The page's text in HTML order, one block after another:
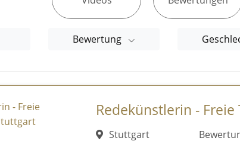
Bewertung
Redekünstlerin -
Stuttgart